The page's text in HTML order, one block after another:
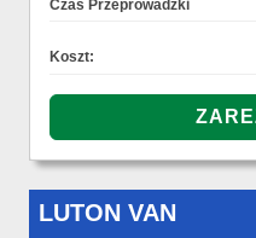
Czas Przeprowadzki
Koszt:
LUTON VAN